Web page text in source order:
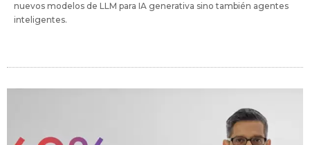
nuevos modelos de LLM para IA generativa sino también agentes
inteligentes.